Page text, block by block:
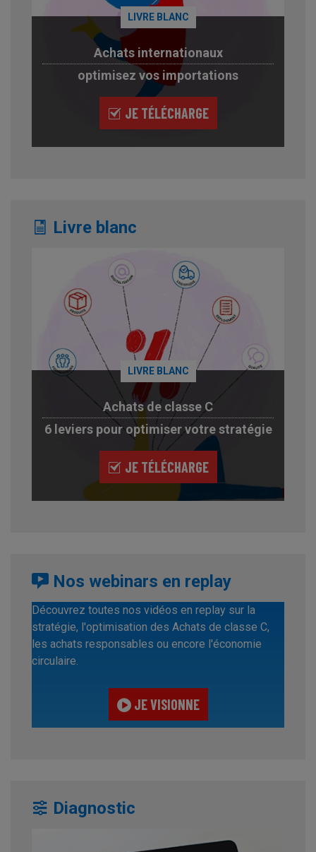
LIVRE BLANC
Achats internationaux
optimisez vos importations
JE TÉLÉCHARGE
Livre blanc
LIVRE BLANC
Achats de classe C
6 leviers pour optimiser votre stratégie
JE TÉLÉCHARGE
Nos webinars en replay
Découvrez toutes nos vidéos en replay sur la
stratégie, l'optimisation des Achats de classe C,
les achats responsables ou encore l'économie
circulaire.
JE VISIONNE
Diagnostic